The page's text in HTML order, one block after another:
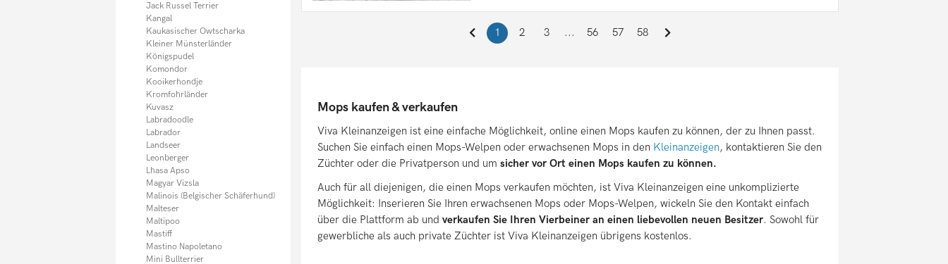
Jack Russel Terrier
Kangal
Kaukasischer Owtscharka
Kleiner Münsterländer
Königspudel
Komondor
Kooikerhondje
Kromfohrländer
Kuvasz
Labradoodle
Labrador
Landseer
Leonberger
Lhasa Apso
Magyar Vizsla
Malinois (Belgischer Schäferhund)
Malteser
Maltipoo
Mastiff
Mastino Napoletano
Mini Bullterrier
1 2 3 ... 56 57 58
Mops kaufen & verkaufen
Viva Kleinanzeigen ist eine einfache Möglichkeit, online einen Mops kaufen zu können, der zu Ihnen passt.
Suchen Sie einfach einen Mops-Welpen oder erwachsenen Mops in den Kleinanzeigen, kontaktieren Sie den
Züchter oder die Privatperson und um sicher vor Ort einen Mops kaufen zu können.
Auch für all diejenigen, die einen Mops verkaufen möchten, ist Viva Kleinanzeigen eine unkomplizierte
Möglichkeit: Inserieren Sie Ihren erwachsenen Mops oder Mops-Welpen, wickeln Sie den Kontakt einfach
über die Plattform ab und verkaufen Sie Ihren Vierbeiner an einen liebevollen neuen Besitzer. Sowohl für
gewerbliche als auch private Züchter ist Viva Kleinanzeigen übrigens kostenlos.